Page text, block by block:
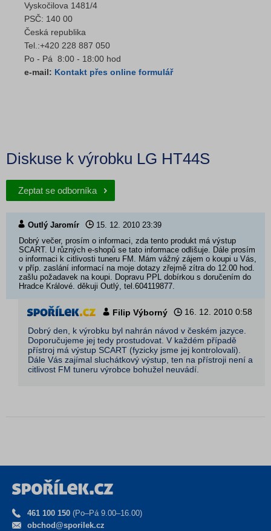
Vyskočilova 1481/4
PSČ: 140 00
Česká republika
Tel.:+420 228 887 050
Po - Pá 8:00 - 18:00 hod
e-mail: Kontakt přes online formulář
Diskuse k výrobku LG HT44S
Zeptat se odborníka
Outlý Jaromír 15. 12. 2010 23:39
Dobrý večer, prosím o informaci, zda tento produkt má výstup
SCART. U různých e-shopů se tato informace odlišuje. Dále prosím
o informaci k citlivosti tuneru FM. Mám vážný zájem o koupi u Vás,
v příp. zaslání informací na moje dotazy zřejmě zítra do 12.00 hod.
zašlu požadavek na koupi. Dopravu PPL dobírkou s doručením do
Hradce Králové. děkuji Outlý, tel.604119877.
Filip Výborný 16. 12. 2010 0:58
Dobrý den, k výrobku byl nahrán návod v českém jazyce.
Doporučujeme jej tedy prostudovat. V každém případě
přístroj má výstup SCART (fyzicky jsme jej kontrolovali).
Dále Vás zajímal sluchátkový výstup, ten na přístroji není a
citlivost FM tuneru výrobce bohužel neuvádí.
461 100 150 (Po–Pá 9.00–16.00)
obchod@sporilek.cz